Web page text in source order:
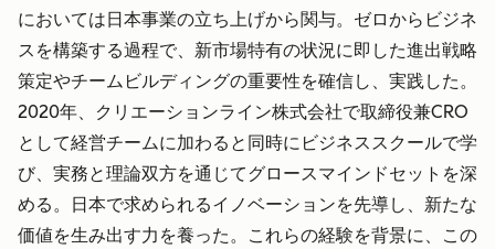
においては日本事業の立ち上げから関与。ゼロからビジネ
スを構築する過程で、新市場特有の状況に即した進出戦略
策定やチームビルディングの重要性を確信し、実践した。
2020年、クリエーションライン株式会社で取締役兼CRO
として経営チームに加わると同時にビジネススクールで学
び、実務と理論双方を通じてグロースマインドセットを深
める。日本で求められるイノベーションを先導し、新たな
価値を生み出す力を養った。これらの経験を背景に、この